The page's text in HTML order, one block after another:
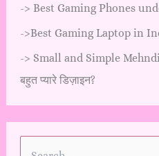
-> Best Gaming Phones
->Best Gaming Laptop in
-> Small and Simple
बहुत प्यारे डिज़ाइन?